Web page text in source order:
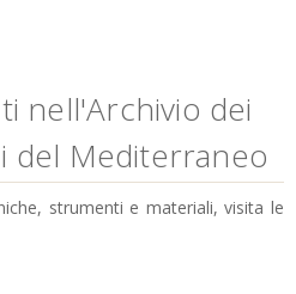
nell'Archivio dei
del Mediterraneo
strumenti e materiali, visita le